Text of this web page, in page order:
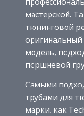
мастерской.
тюнинговой
оригинальный
модель,
поршневой
Самыми
трубами для
марки, как